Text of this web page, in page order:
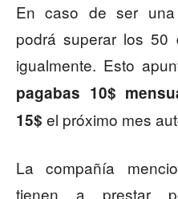
En caso de ser una
podrá superar los
igualmente. Esto
pagabas 10$
15$ el próximo mes
La compañía
tienen a prestar